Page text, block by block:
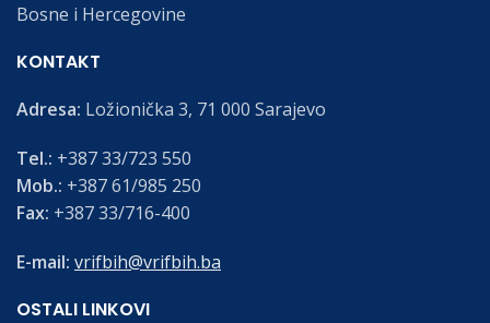
Bosne i Hercegovine
KONTAKT
Adresa: Ložionička 3, 71 000 Sarajevo
Tel.: +387 33/723 550
Mob.: +387 61/985 250
Fax: +387 33/716-400
E-mail: vrifbih@vrifbih.ba
OSTALI LINKOVI